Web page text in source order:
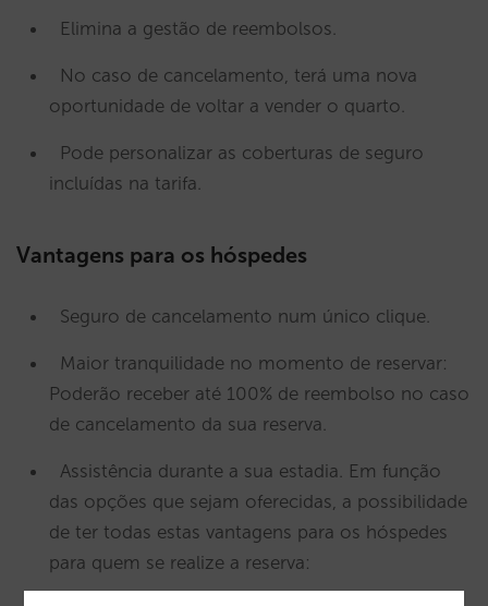
Elimina a gestão de reembolsos.
No caso de cancelamento, terá uma nova
oportunidade de voltar a vender o quarto.
Pode personalizar as coberturas de seguro
incluídas na tarifa.
Vantagens para os hóspedes
Seguro de cancelamento num único clique.
Maior tranquilidade no momento de reservar:
Poderão receber até 100% de reembolso no caso
de cancelamento da sua reserva.
Assistência durante a sua estadia. Em função
das opções que sejam oferecidas, a possibilidade
de ter todas estas vantagens para os hóspedes
para quem se realize a reserva: